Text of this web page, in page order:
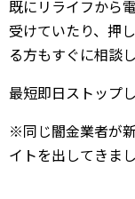
既にリライフから
受けていたり、押
る方もすぐに相談
最短即日ストップ
※同じ闇金業者が
イトを出してきまし